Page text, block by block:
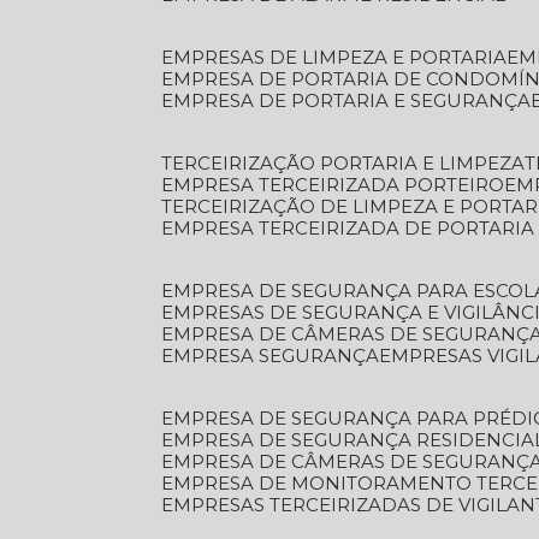
EMPRESAS DE LIMPEZA E PORTARIA
EMPRESA DE PORTARIA DE
EMPRESA DE PORTARIA E SEGURANÇA
TERCEIRIZAÇÃO PORTARIA E LIMPEZA
EMPRESA TERCEIRIZADA PORTEIRO
TERCEIRIZAÇÃO DE LIMPEZA E
EMPRESA TERCEIRIZADA DE PORTARIA
EMPRESA DE SEGURANÇA PARA
EMPRESAS DE SEGURANÇA E
EMPRESA DE CÂMERAS DE
EMPRESA SEGURANÇA
EMPRESAS
EMPRESA DE SEGURANÇA PARA
EMPRESA DE SEGURANÇA
EMPRESA DE CÂMERAS DE
EMPRESA DE MONITORAMENTO
EMPRESAS TERCEIRIZADAS DE